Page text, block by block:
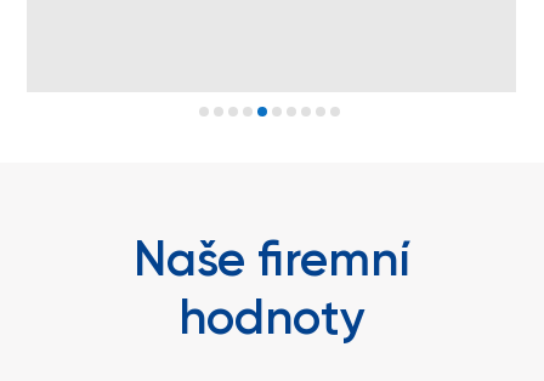
Naše firemní
hodnoty